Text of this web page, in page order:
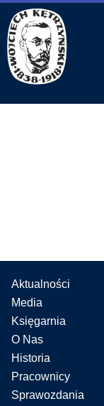
Aktualności
Media
Księgarnia
O Nas
Historia
Pracownicy
Sprawozdania